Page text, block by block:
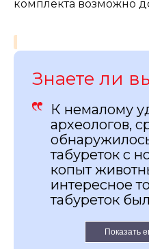
комплекта возможно
Знаете ли
К немалому
археологов,
табуреток с
копыт
интересное
табуреток
Показать